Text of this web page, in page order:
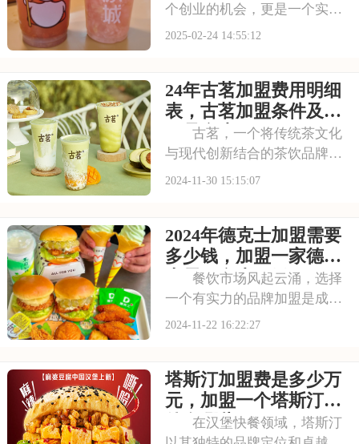
个创业的机会，更是一个实现
梦想的平台。在这里，你可以
就感和满足感。蜜雪冰城总部
会为你提供全方位的支持和帮
助，让你在创业过程
2025-02-24 14:55:12
24年古茗加盟费用明细
表，古茗加盟条件及费
用是多少
古茗，一个将传统茶文化
与现代创新结合的茶饮品牌，
正以其独特的韵味和卓越的品
中分一杯羹，那么加盟古茗将
是你的明智之举。古茗将为你
提供全方位的加盟支持
2024-11-30 15:15:07
2024年德克士加盟需要
多少钱，加盟一家德克
士需要多少万元
餐饮市场风起云涌，选择
一个有实力的品牌加盟是成功
的关键。德克士，这个拥有多
成为了众多投资者的选择。加
盟德克士，你将获得全方位的
支持与指导，助你轻
2024-11-22 16:22:27
塔斯汀加盟费是多少万
元，加盟一个塔斯汀条
件有哪些
在汉堡快餐领域，塔斯汀